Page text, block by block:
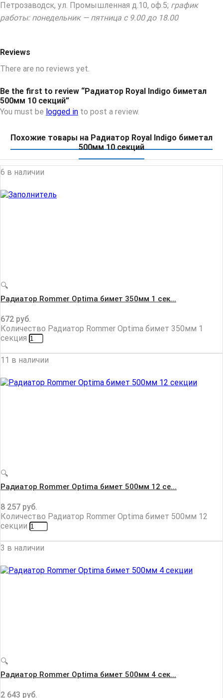
Петрозаводск, ул. Промышленная д.10, оф.5; график
работы: понедельник — пятница с 9.00 до 18.00
Reviews
There are no reviews yet.
Be the first to review “Радиатор Royal Indigo биметал
500мм 10 секций”
You must be logged in to post a review.
Похожие товары на Радиатор Royal Indigo биметал
500мм 10 секций
6 в наличии
🔍
Радиатор Rommer Optima бимет 350мм 1 сек...
672 руб.
Количество Радиатор Rommer Optima бимет 350мм 1
секция
11 в наличии
🔍
Радиатор Rommer Optima бимет 500мм 12 се...
8 257 руб.
Количество Радиатор Rommer Optima бимет 500мм 12
секции
3 в наличии
🔍
Радиатор Rommer Optima бимет 500мм 4 сек...
2 643 руб.